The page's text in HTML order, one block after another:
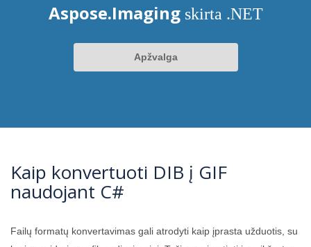
Aspose.Imaging skirta .NET
Apžvalga
Kaip konvertuoti DIB į GIF
naudojant C#
Failų formatų konvertavimas gali atrodyti kaip įprasta užduotis, su